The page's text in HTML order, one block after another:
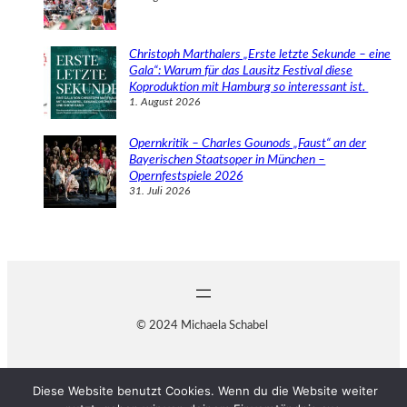
Christoph Marthalers „Erste letzte Sekunde – eine
Gala“: Warum für das Lausitz Festival diese
Koproduktion mit Hamburg so interessant ist.
1. August 2026
Opernkritik – Charles Gounods „Faust“ an der
Bayerischen Staatsoper in München –
Opernfestspiele 2026
31. Juli 2026
© 2024 Michaela Schabel
Diese Website benutzt Cookies. Wenn du die Website weiter